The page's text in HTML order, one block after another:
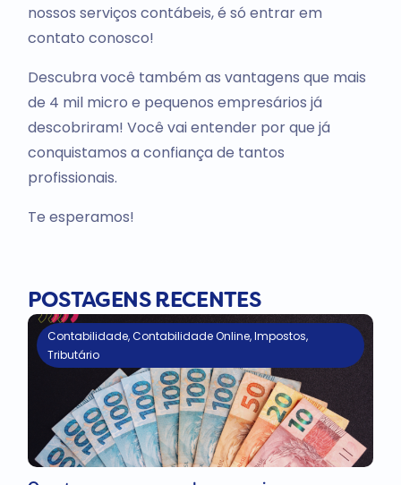
nossos serviços contábeis, é só entrar em
contato conosco!
Descubra você também as vantagens que mais
de 4 mil micro e pequenos empresários já
descobriram! Você vai entender por que já
conquistamos a confiança de tantos
profissionais.
Te esperamos!
POSTAGENS RECENTES
Contabilidade,Contabilidade Online,Impostos,
Tributário